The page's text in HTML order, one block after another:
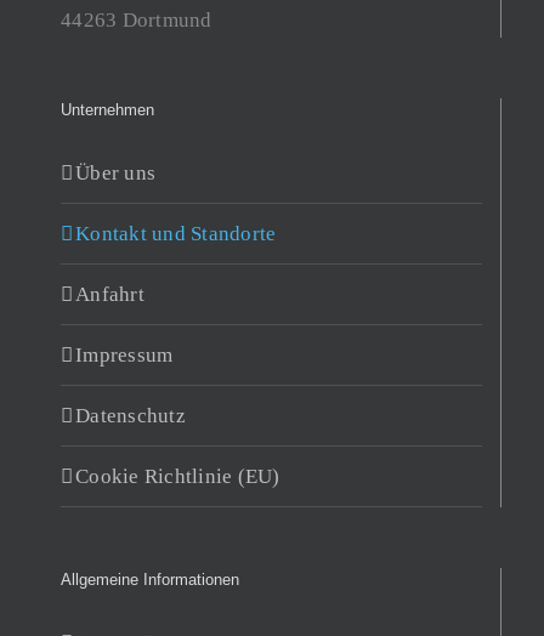
44263 Dortmund
Unternehmen
Über uns
Kontakt und Standorte
Anfahrt
Impressum
Datenschutz
Cookie Richtlinie (EU)
Allgemeine Informationen